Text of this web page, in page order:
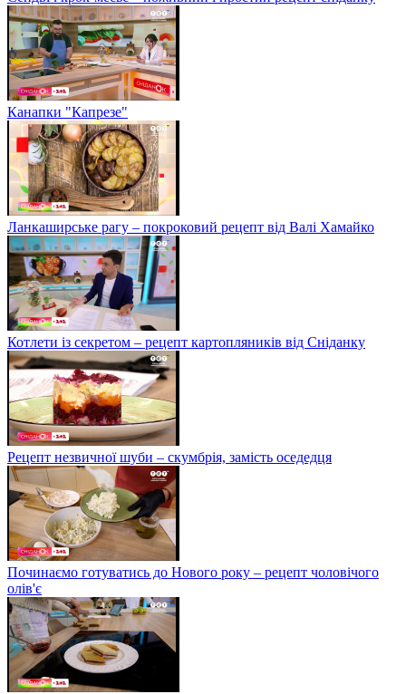
Канапки "Капрезе"
Ланкаширське рагу – покроковий рецепт від Валі Хамайко
Котлети із секретом – рецепт картопляників від Сніданку
Рецепт незвичної шуби – скумбрія, замість оседедця
Починаємо готуватись до Нового року – рецепт чоловічого
олів'є